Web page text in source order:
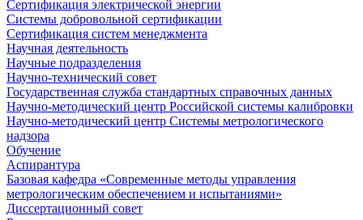
Сертификация электрической энергии
Системы добровольной сертификации
Сертификация систем менеджмента
Научная деятельность
Научные подразделения
Научно-технический совет
Государственная служба стандартных справочных данных
Научно-методический центр Российской системы калибровки
Научно-методический центр Системы метрологического
надзора
Обучение
Аспирантура
Базовая кафедра «Современные методы управления
метрологическим обеспечением и испытаниями»
Диссертационный совет